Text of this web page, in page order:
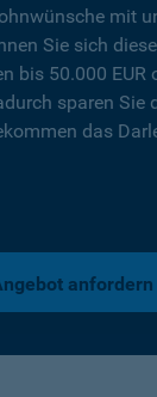
mit
Sie sich
bis 50.000 EUR
sparen Sie
das
anfordern